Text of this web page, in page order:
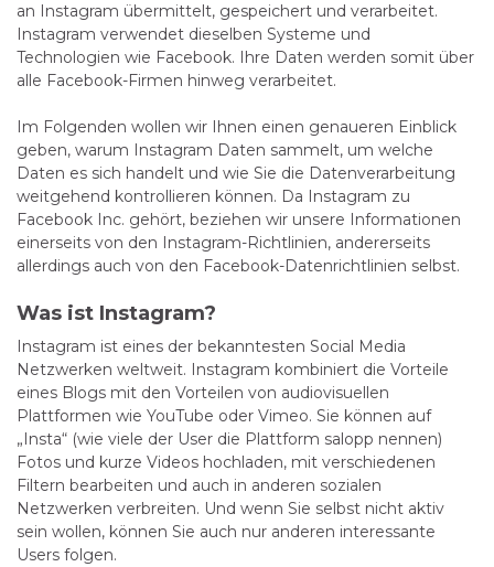
an Instagram übermittelt, gespeichert und verarbeitet.
Instagram verwendet dieselben Systeme und
Technologien wie Facebook. Ihre Daten werden somit über
alle Facebook-Firmen hinweg verarbeitet.
Im Folgenden wollen wir Ihnen einen genaueren Einblick
geben, warum Instagram Daten sammelt, um welche
Daten es sich handelt und wie Sie die Datenverarbeitung
weitgehend kontrollieren können. Da Instagram zu
Facebook Inc. gehört, beziehen wir unsere Informationen
einerseits von den Instagram-Richtlinien, andererseits
allerdings auch von den Facebook-Datenrichtlinien selbst.
Was ist Instagram?
Instagram ist eines der bekanntesten Social Media
Netzwerken weltweit. Instagram kombiniert die Vorteile
eines Blogs mit den Vorteilen von audiovisuellen
Plattformen wie YouTube oder Vimeo. Sie können auf
„Insta“ (wie viele der User die Plattform salopp nennen)
Fotos und kurze Videos hochladen, mit verschiedenen
Filtern bearbeiten und auch in anderen sozialen
Netzwerken verbreiten. Und wenn Sie selbst nicht aktiv
sein wollen, können Sie auch nur anderen interessante
Users folgen.